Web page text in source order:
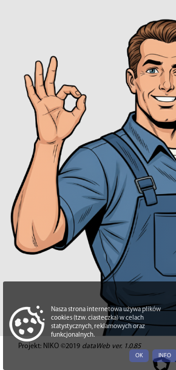
Projekt: NIKO ©2019 dataWeb ver. 1.0.85
Nasza strona internetowa używa plików
cookies (tzw. ciasteczka) w celach
statystycznych, reklamowych oraz
funkcjonalnych.
INFO
OK